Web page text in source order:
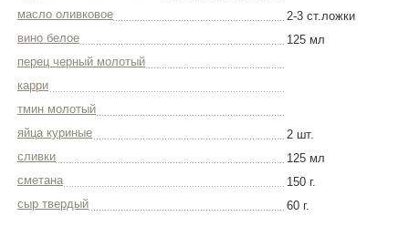
масло оливковое
2-3 ст.ложки
вино белое
125 мл
перец черный молотый
карри
тмин молотый
яйца куриные
2 шт.
сливки
125 мл
сметана
150 г.
сыр твердый
60 г.